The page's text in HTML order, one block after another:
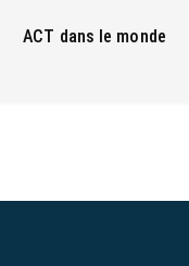
ACT dans le monde